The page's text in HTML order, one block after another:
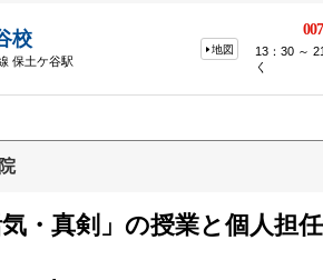
校
保土ケ谷駅
地図
13：30 ～
く
気・真剣」の授業と個人担